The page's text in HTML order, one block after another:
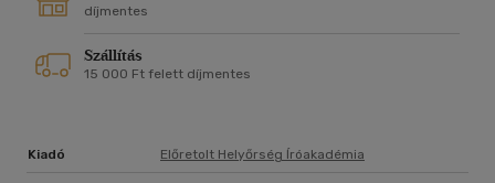
rendű, mint a történetírás, mert a költészet inkább az
Bereményi Géza
díjmentes
Szállítás
15 000 Ft felett díjmentes
Kiadó Előretolt Helyőrség Íróakadémia